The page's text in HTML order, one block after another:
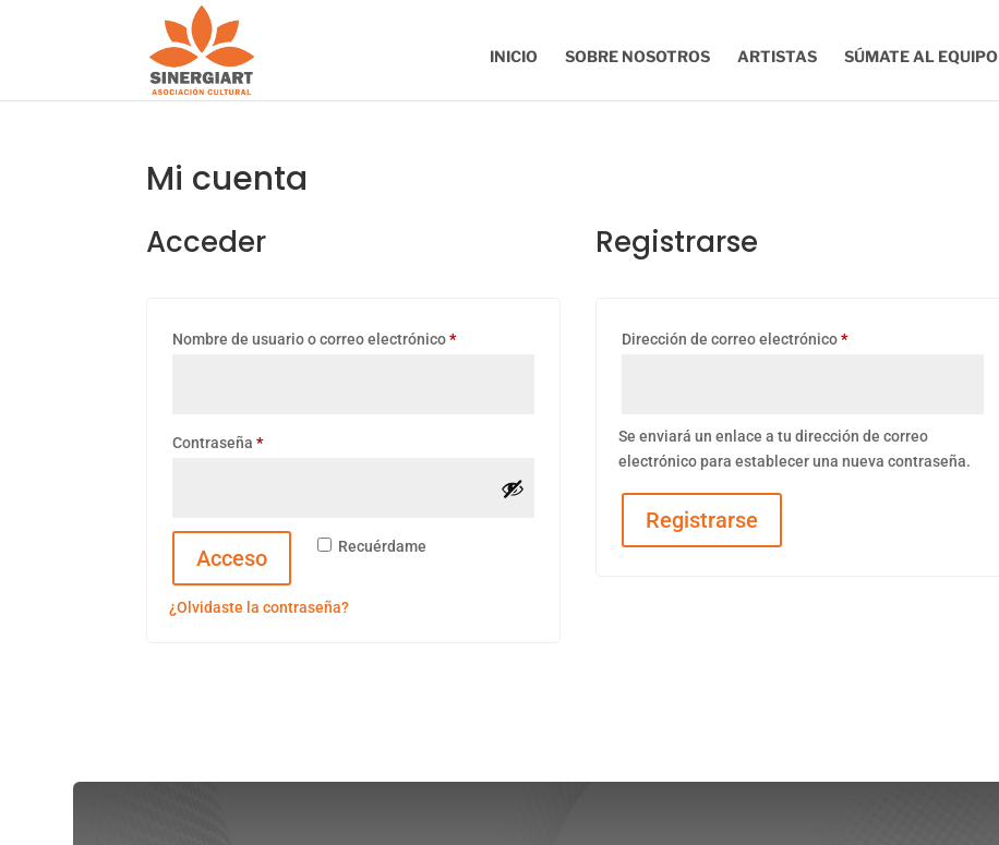
INICIO SOBRE NOSOTROS ARTISTAS SÚMATE AL EQUIPO
Mi cuenta
Acceder
Nombre de usuario o correo electrónico*Obligatorio
Contraseña*Obligatorio
Recuérdame
Acceso
¿Olvidaste la contraseña?
Registrarse
Dirección de correo electrónico*Obligatorio
Se enviará un enlace a tu dirección de correo
electrónico para establecer una nueva contraseña.
Registrarse